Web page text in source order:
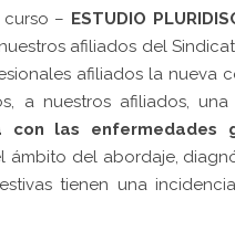
curso – ESTUDIO
afiliados del
afiliados la nueva
a nuestros afiliados, una
las enfermedades
ámbito del abordaje,
tienen una